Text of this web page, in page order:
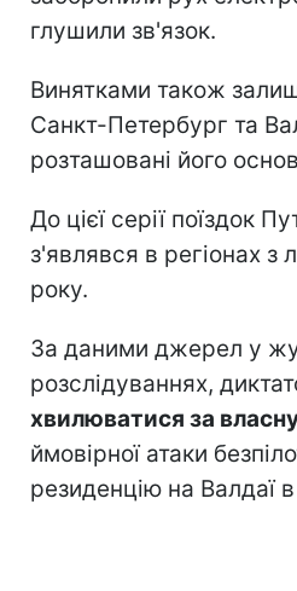
глушили зв'язок.
Винятками також
Санкт-Петербург та
розташовані його
До цієї серії поїздок
з'являвся в регіонах з
року.
За даними джерел у
розслідуваннях,
хвилюватися за
ймовірної атаки
резиденцію на Валдаї в